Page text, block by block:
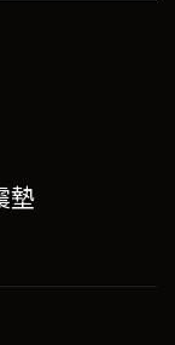
墊